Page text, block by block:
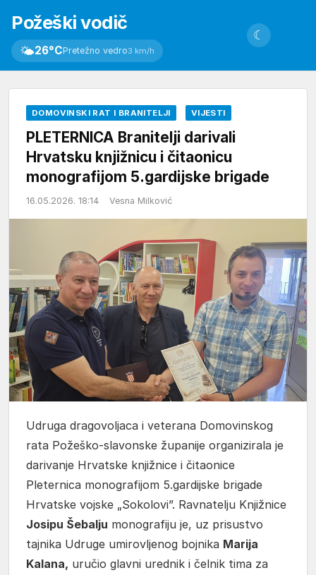
Požeški vodič
🌤26°CPretežno vedro3 km/h
☾
DOMOVINSKI RAT I BRANITELJI VIJESTI
PLETERNICA Branitelji darivali
Hrvatsku knjižnicu i čitaonicu
monografijom 5.gardijske brigade
16.05.2026. 18:14 Vesna Milković
Udruga dragovoljaca i veterana Domovinskog
rata Požeško-slavonske županije organizirala je
darivanje Hrvatske knjižnice i čitaonice
Pleternica monografijom 5.gardijske brigade
Hrvatske vojske „Sokolovi”. Ravnatelju Knjižnice
Josipu Šebalju monografiju je, uz prisustvo
tajnika Udruge umirovljenog bojnika Marija
Kalana, uručio glavni urednik i čelnik tima za